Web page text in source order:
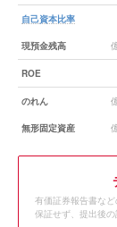
自己資本比率
現預金残高
ROE
のれん
無形固定資産
有価証券報告書な
保証せず、提出後